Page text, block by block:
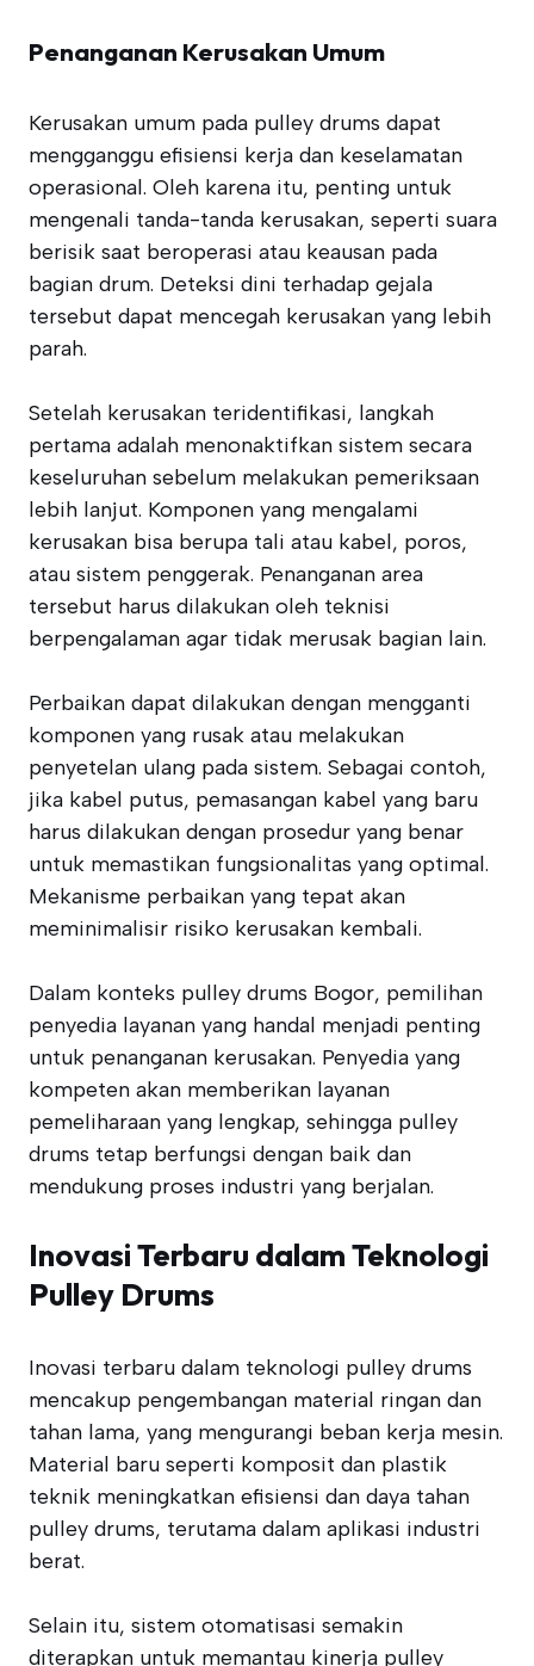
Penanganan Kerusakan Umum
Kerusakan umum pada pulley drums dapat
mengganggu efisiensi kerja dan keselamatan
operasional. Oleh karena itu, penting untuk
mengenali tanda-tanda kerusakan, seperti suara
berisik saat beroperasi atau keausan pada
bagian drum. Deteksi dini terhadap gejala
tersebut dapat mencegah kerusakan yang lebih
parah.
Setelah kerusakan teridentifikasi, langkah
pertama adalah menonaktifkan sistem secara
keseluruhan sebelum melakukan pemeriksaan
lebih lanjut. Komponen yang mengalami
kerusakan bisa berupa tali atau kabel, poros,
atau sistem penggerak. Penanganan area
tersebut harus dilakukan oleh teknisi
berpengalaman agar tidak merusak bagian lain.
Perbaikan dapat dilakukan dengan mengganti
komponen yang rusak atau melakukan
penyetelan ulang pada sistem. Sebagai contoh,
jika kabel putus, pemasangan kabel yang baru
harus dilakukan dengan prosedur yang benar
untuk memastikan fungsionalitas yang optimal.
Mekanisme perbaikan yang tepat akan
meminimalisir risiko kerusakan kembali.
Dalam konteks pulley drums Bogor, pemilihan
penyedia layanan yang handal menjadi penting
untuk penanganan kerusakan. Penyedia yang
kompeten akan memberikan layanan
pemeliharaan yang lengkap, sehingga pulley
drums tetap berfungsi dengan baik dan
mendukung proses industri yang berjalan.
Inovasi Terbaru dalam Teknologi
Pulley Drums
Inovasi terbaru dalam teknologi pulley drums
mencakup pengembangan material ringan dan
tahan lama, yang mengurangi beban kerja mesin.
Material baru seperti komposit dan plastik
teknik meningkatkan efisiensi dan daya tahan
pulley drums, terutama dalam aplikasi industri
berat.
Selain itu, sistem otomatisasi semakin
diterapkan untuk memantau kinerja pulley